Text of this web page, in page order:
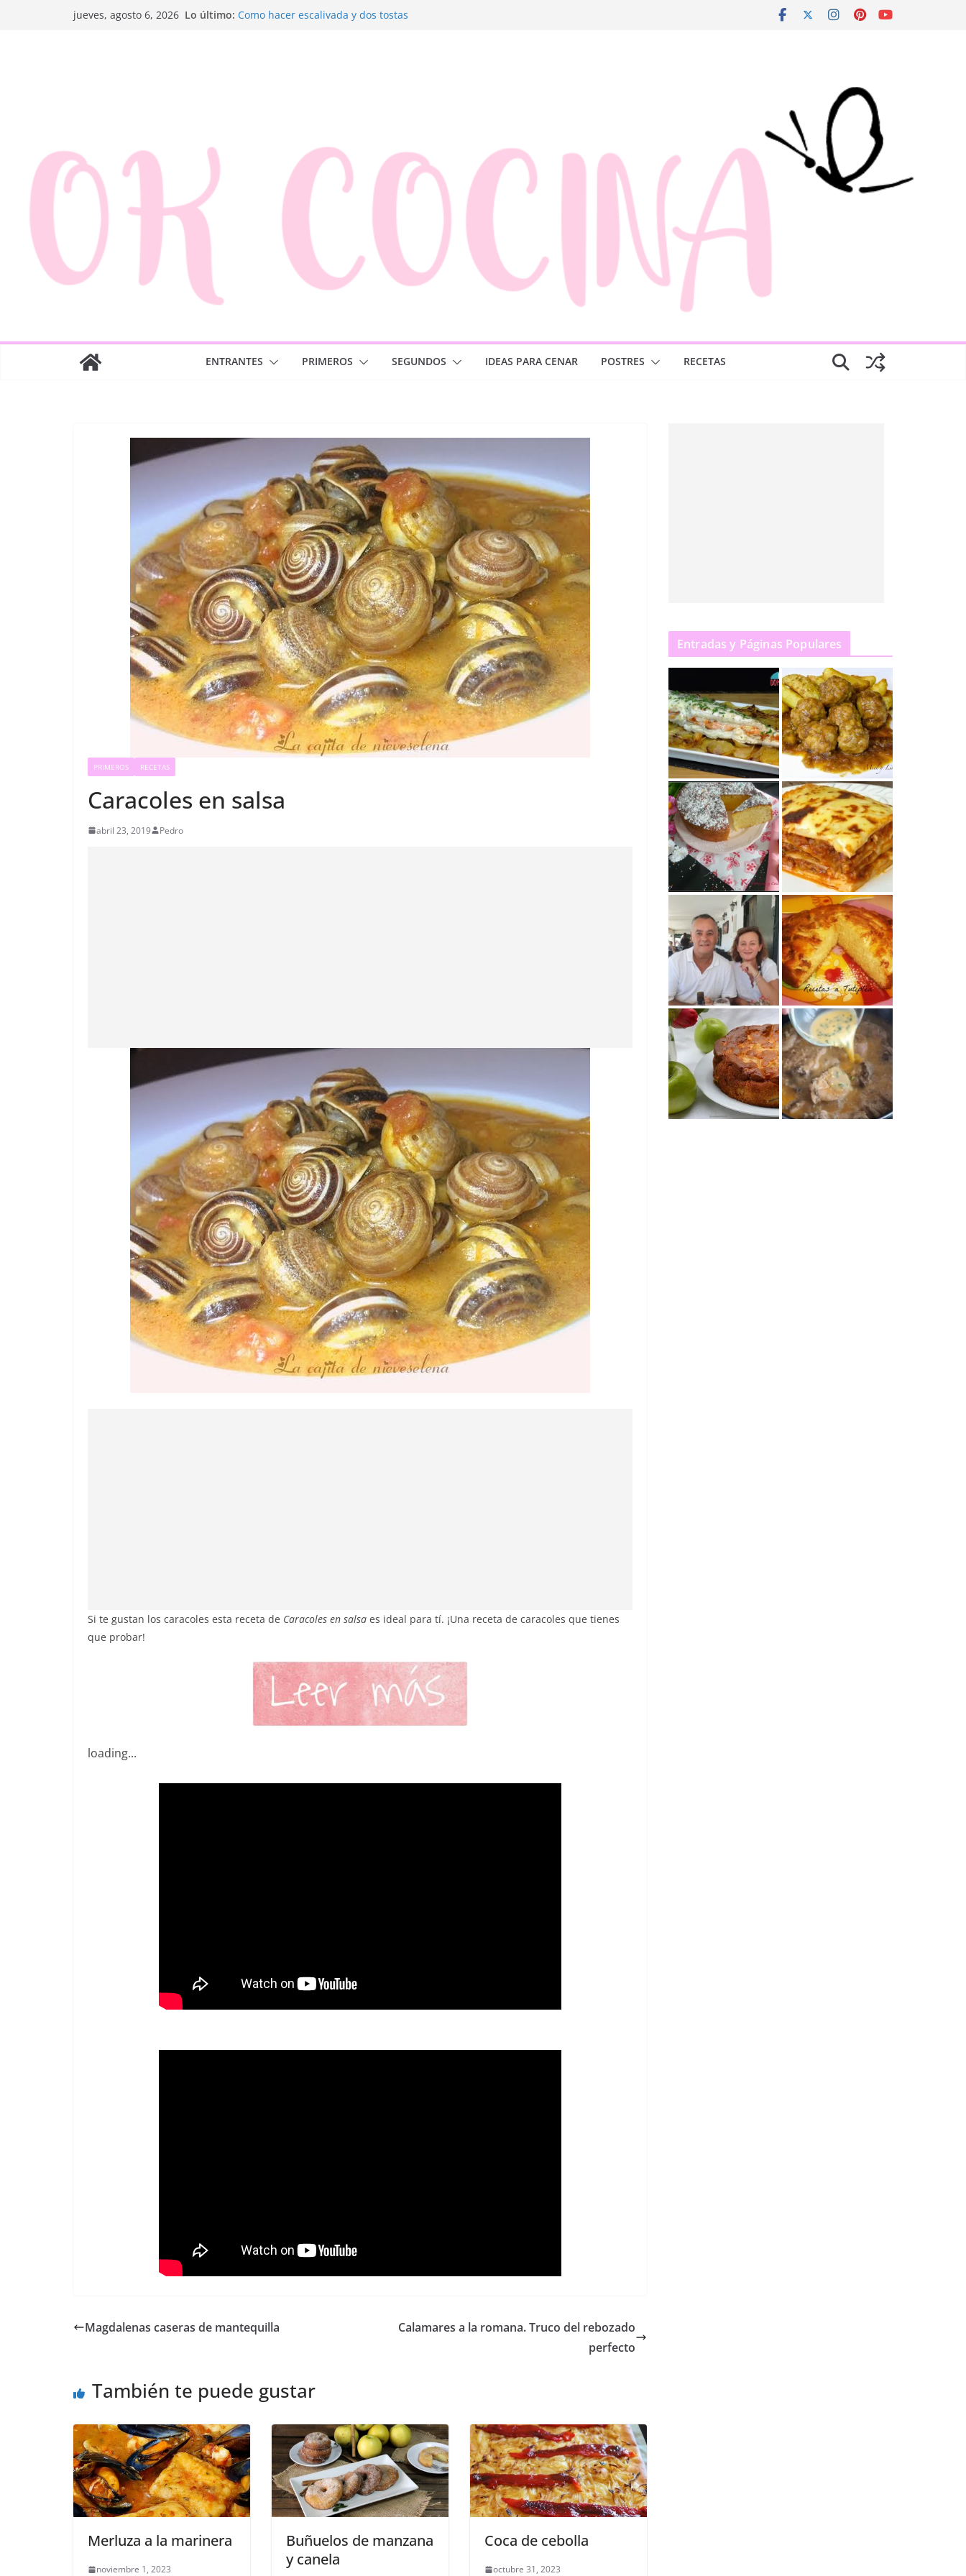
jueves, agosto 6, 2026 Lo último: Como hacer escalivada y dos tostas
ENTRANTES PRIMEROS SEGUNDOS IDEAS PARA CENAR POSTRES RECETAS
PRIMEROS RECETAS
Caracoles en salsa
abril 23, 2019 Pedro
Si te gustan los caracoles esta receta de Caracoles en salsa es ideal para tí. ¡Una receta de caracoles que tienes
que probar!
loading...
Magdalenas caseras de mantequilla
Calamares a la romana. Truco del rebozado
perfecto
También te puede gustar
Merluza a la marinera
noviembre 1, 2023
Buñuelos de manzana
y canela
Coca de cebolla
octubre 31, 2023
Entradas y Páginas Populares